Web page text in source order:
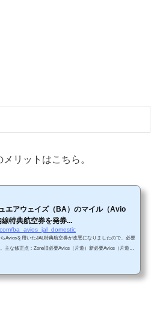
リットはこちら。
エアウェイズ（BA）のマイル（Avio
特典航空券を発券...
ba_avios_jal_domestic
らAviosを用いたJAL特典航空券が改悪になりましたので、必要
主な修正点：Zone旧必要Avios（片道）新必要Avios（片道）
超お得な4つの理由１．JALマイルよりも（最大）3000マイル